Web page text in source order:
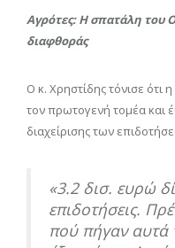
Αγρότες: Η σπατάλη του
διαφθοράς
Ο κ. Χρηστίδης τόνισε ότι
τον πρωτογενή τομέα και
διαχείρισης των
«3.2 δισ. ευρώ
επιδοτήσεις.
πού πήγαν αυτά